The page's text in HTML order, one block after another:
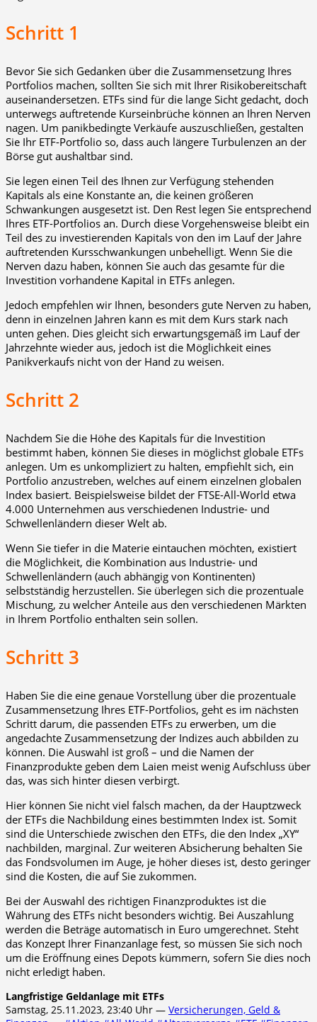
Schritt 1
Bevor Sie sich Gedanken über die Zusammensetzung Ihres
Portfolios machen, sollten Sie sich mit Ihrer Risikobereitschaft
auseinandersetzen. ETFs sind für die lange Sicht gedacht, doch
unterwegs auftretende Kurseinbrüche können an Ihren Nerven
nagen. Um panikbedingte Verkäufe auszuschließen, gestalten
Sie Ihr ETF-Portfolio so, dass auch längere Turbulenzen an der
Börse gut aushaltbar sind.
Sie legen einen Teil des Ihnen zur Verfügung stehenden
Kapitals als eine Konstante an, die keinen größeren
Schwankungen ausgesetzt ist. Den Rest legen Sie entsprechend
Ihres ETF-Portfolios an. Durch diese Vorgehensweise bleibt ein
Teil des zu investierenden Kapitals von den im Lauf der Jahre
auftretenden Kursschwankungen unbehelligt. Wenn Sie die
Nerven dazu haben, können Sie auch das gesamte für die
Investition vorhandene Kapital in ETFs anlegen.
Jedoch empfehlen wir Ihnen, besonders gute Nerven zu haben,
denn in einzelnen Jahren kann es mit dem Kurs stark nach
unten gehen. Dies gleicht sich erwartungsgemäß im Lauf der
Jahrzehnte wieder aus, jedoch ist die Möglichkeit eines
Panikverkaufs nicht von der Hand zu weisen.
Schritt 2
Nachdem Sie die Höhe des Kapitals für die Investition
bestimmt haben, können Sie dieses in möglichst globale ETFs
anlegen. Um es unkompliziert zu halten, empfiehlt sich, ein
Portfolio anzustreben, welches auf einem einzelnen globalen
Index basiert. Beispielsweise bildet der FTSE-All-World etwa
4.000 Unternehmen aus verschiedenen Industrie- und
Schwellenländern dieser Welt ab.
Wenn Sie tiefer in die Materie eintauchen möchten, existiert
die Möglichkeit, die Kombination aus Industrie- und
Schwellenländern (auch abhängig von Kontinenten)
selbstständig herzustellen. Sie überlegen sich die prozentuale
Mischung, zu welcher Anteile aus den verschiedenen Märkten
in Ihrem Portfolio enthalten sein sollen.
Schritt 3
Haben Sie die eine genaue Vorstellung über die prozentuale
Zusammensetzung Ihres ETF-Portfolios, geht es im nächsten
Schritt darum, die passenden ETFs zu erwerben, um die
angedachte Zusammensetzung der Indizes auch abbilden zu
können. Die Auswahl ist groß – und die Namen der
Finanzprodukte geben dem Laien meist wenig Aufschluss über
das, was sich hinter diesen verbirgt.
Hier können Sie nicht viel falsch machen, da der Hauptzweck
der ETFs die Nachbildung eines bestimmten Index ist. Somit
sind die Unterschiede zwischen den ETFs, die den Index „XY“
nachbilden, marginal. Zur weiteren Absicherung behalten Sie
das Fondsvolumen im Auge, je höher dieses ist, desto geringer
sind die Kosten, die auf Sie zukommen.
Bei der Auswahl des richtigen Finanzproduktes ist die
Währung des ETFs nicht besonders wichtig. Bei Auszahlung
werden die Beträge automatisch in Euro umgerechnet. Steht
das Konzept Ihrer Finanzanlage fest, so müssen Sie sich noch
um die Eröffnung eines Depots kümmern, sofern Sie dies noch
nicht erledigt haben.
Langfristige Geldanlage mit ETFs
Samstag, 25.11.2023, 23:40 Uhr — Versicherungen, Geld &